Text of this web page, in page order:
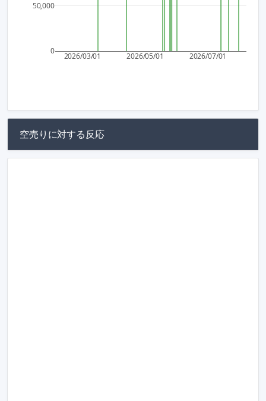
2026/03/01 2026/05/01 2026/07/01
0
50,000
空売りに対する反応